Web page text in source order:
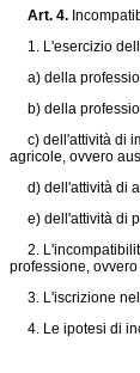
Art. 4.
1. L'esercizio
a) della
b) della
c) dell'attività di
agricole, ovvero
d) dell'attività di
e) dell'attività di
2.
professione,
3. L'iscrizione
4. Le ipotesi di